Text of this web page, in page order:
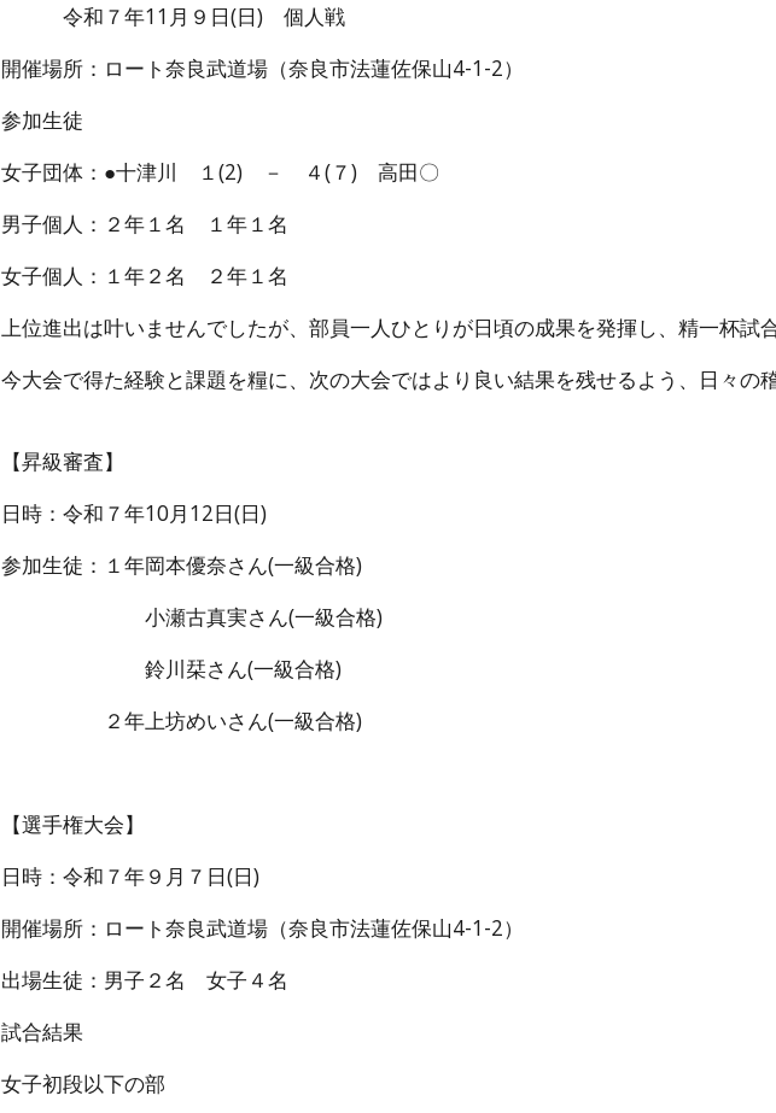
令和７年11月９日(日) 個人戦
開催場所：ロート奈良武道場（奈良市法蓮佐保山4-1-2）
参加生徒
女子団体：●十津川 １(2) － ４(７) 高田〇
男子個人：２年１名 １年１名
女子個人：１年２名 ２年１名
上位進出は叶いませんでしたが、部員一人ひとりが日頃の成果を発揮し、精一杯試
今大会で得た経験と課題を糧に、次の大会ではより良い結果を残せるよう、日々の
【昇級審査】
日時：令和７年10月12日(日)
参加生徒：１年岡本優奈さん(一級合格)
小瀬古真実さん(一級合格)
鈴川栞さん(一級合格)
２年上坊めいさん(一級合格)
【選手権大会】
日時：令和７年９月７日(日)
開催場所：ロート奈良武道場（奈良市法蓮佐保山4-1-2）
出場生徒：男子２名 女子４名
試合結果
女子初段以下の部